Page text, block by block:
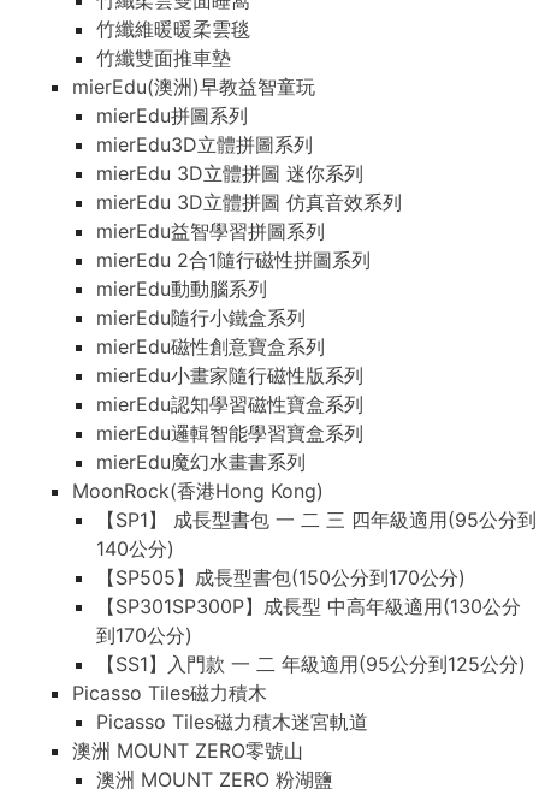
竹纖維暖暖柔雲毯
竹纖雙面推車墊
mierEdu(澳洲)早教益智童玩
mierEdu拼圖系列
mierEdu3D立體拼圖系列
mierEdu 3D立體拼圖 迷你系列
mierEdu 3D立體拼圖 仿真音效系列
mierEdu益智學習拼圖系列
mierEdu 2合1隨行磁性拼圖系列
mierEdu動動腦系列
mierEdu隨行小鐵盒系列
mierEdu磁性創意寶盒系列
mierEdu小畫家隨行磁性版系列
mierEdu認知學習磁性寶盒系列
mierEdu邏輯智能學習寶盒系列
mierEdu魔幻水畫書系列
MoonRock(香港Hong Kong)
【SP1】 成長型書包 一 二 三 四年級適用(95公分到
140公分)
【SP505】成長型書包(150公分到170公分)
【SP301SP300P】成長型 中高年級適用(130公分
到170公分)
【SS1】入門款 一 二 年級適用(95公分到125公分)
Picasso Tiles磁力積木
Picasso Tiles磁力積木迷宮軌道
澳洲 MOUNT ZERO零號山
澳洲 MOUNT ZERO 粉湖鹽